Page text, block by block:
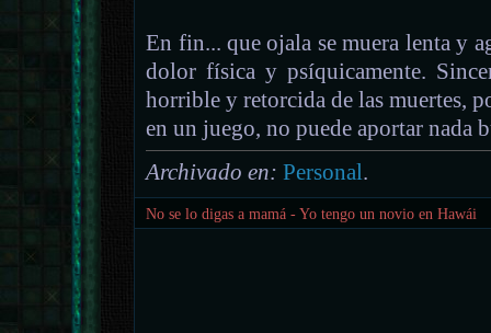
En fin... que ojala se muera lenta y
dolor física y psíquicamente.
horrible y retorcida de las muertes,
en un juego, no puede aportar nada
Archivado en: Personal.
No se lo digas a mamá - Yo tengo un novio en Hawái